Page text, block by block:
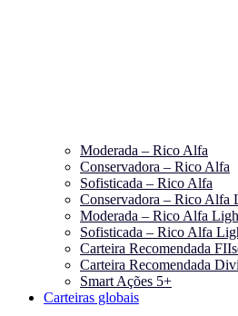
Moderada – Rico Alfa
Conservadora – Rico Alfa
Sofisticada – Rico Alfa
Conservadora – Rico Alfa
Moderada – Rico Alfa
Sofisticada – Rico Alfa
Carteira Recomendada FIIs
Carteira Recomendada
Smart Ações 5+
Carteiras globais